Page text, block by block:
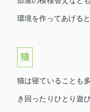
環境を作ってあげる
猫
猫は寝ていることも
き回ったりひとり遊